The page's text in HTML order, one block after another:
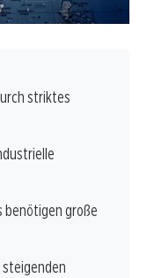
striktes
benötigen große